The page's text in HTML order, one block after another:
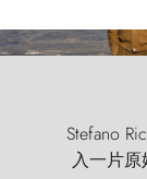
Stefano
入一片